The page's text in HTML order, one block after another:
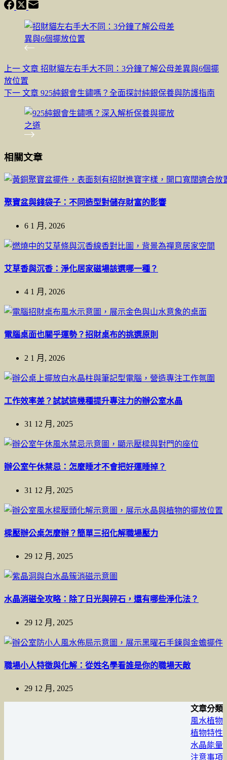
上一 文章 招財貓左右手大不同：3分鐘了解公母差異與6個擺
放位置
下一 文章 925純銀會生鏽嗎？全面探討純銀保養與防護指南
相關文章
聚寶盆與錢袋子：不同造型對儲存財富的影響
6 1 月, 2026
艾草香與沉香：淨化居家磁場該選哪一種？
4 1 月, 2026
電腦桌面也關乎運勢？招財桌布的挑選原則
2 1 月, 2026
工作效率差？試試這幾種提升專注力的辦公室水晶
31 12 月, 2025
辦公室午休禁忌：怎麼睡才不會把好運睡掉？
31 12 月, 2025
樑壓辦公桌怎麼辦？簡單三招化解職場壓力
29 12 月, 2025
水晶消磁全攻略：除了日光與碎石，還有哪些淨化法？
29 12 月, 2025
職場小人特徵與化解：從姓名學看誰是你的職場天敵
29 12 月, 2025
文章分類
風水植物
植物特性
水晶能量
注意事項